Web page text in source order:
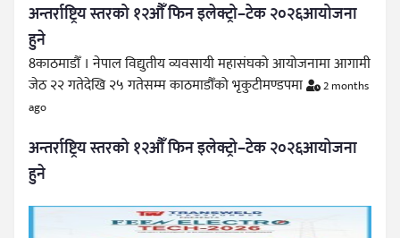
अन्तर्राष्ट्रिय स्तरको १२औँ फिन इलेक्ट्रो–टेक २०२६आयोजना
हुने
8काठमाडौँ । नेपाल विद्युतीय व्यवसायी महासंघको आयोजनामा आगामी
जेठ २२ गतेदेखि २५ गतेसम्म काठमाडौँको भृकुटीमण्डपमा
2 months
ago
अन्तर्राष्ट्रिय स्तरको १२औँ फिन इलेक्ट्रो–टेक २०२६आयोजना
हुने